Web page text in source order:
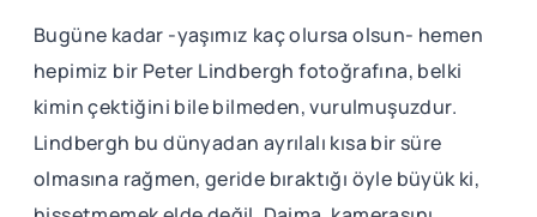
Bugüne kadar -yaşımız kaç olursa olsun- hemen
hepimiz bir Peter Lindbergh fotoğrafına, belki
kimin çektiğini bile bilmeden, vurulmuşuzdur.
Lindbergh bu dünyadan ayrılalı kısa bir süre
olmasına rağmen, geride bıraktığı öyle büyük ki,